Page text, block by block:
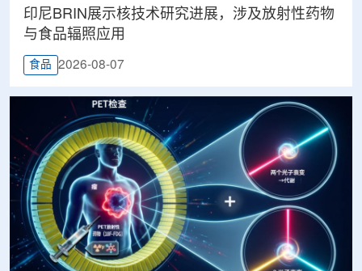
印尼BRIN展示核技术研究进展，涉及放射性药物
与食品辐照应用
食品 2026-08-07